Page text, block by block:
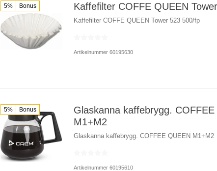
5% Bonus Kaffefilter COFFE QUEEN
Kaffefilter COFFE QUEEN Tower 523 500/fp
Artikelnummer 60195630
5% Bonus
Glaskanna kaffebrygg. COFFEE
M1+M2
Glaskanna kaffebrygg. COFFEE QUEEN M1+M2
Artikelnummer 60195610